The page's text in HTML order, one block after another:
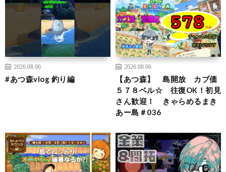
2026.08.06
#あつ森vlog 釣り編
2026.08.06
【あつ森】 島開放 カブ価
５７８ベル☆ 往復OK！初見
さん歓迎！ きゃらめるまき
あー島＃036